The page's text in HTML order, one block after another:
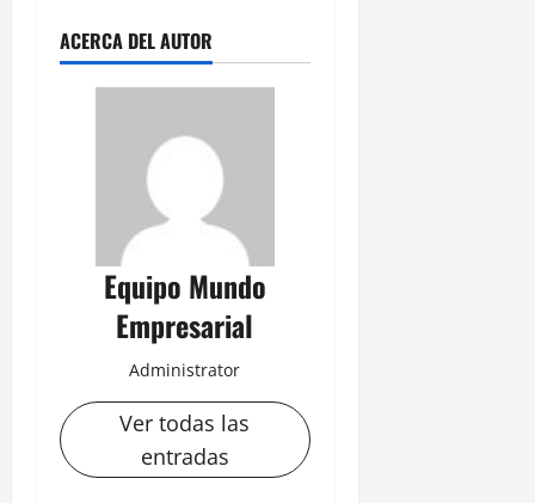
ACERCA DEL AUTOR
Equipo Mundo
Empresarial
Administrator
Ver todas las
entradas